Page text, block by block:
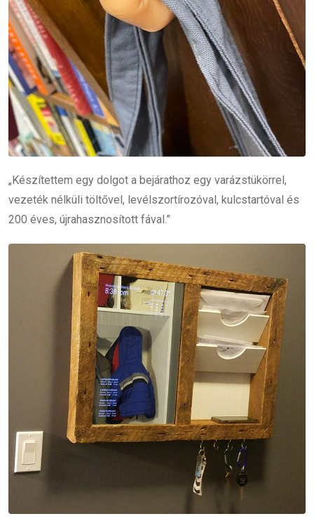
„Készítettem egy dolgot a bejárathoz egy varázstükörrel,
vezeték nélküli töltővel, levélszortírozóval, kulcstartóval és
200 éves, újrahasznosított fával.”